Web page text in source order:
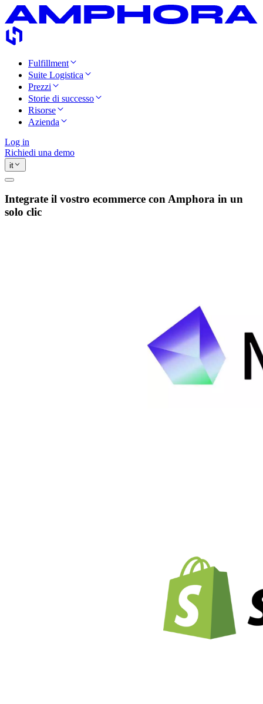
Fulfillment
Suite Logistica
Prezzi
Storie di successo
Risorse
Azienda
Log in
Richiedi una demo
it
Integrate il vostro ecommerce con Amphora in un
solo clic